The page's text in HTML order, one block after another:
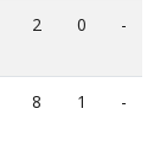
2 0 -
8 1 -